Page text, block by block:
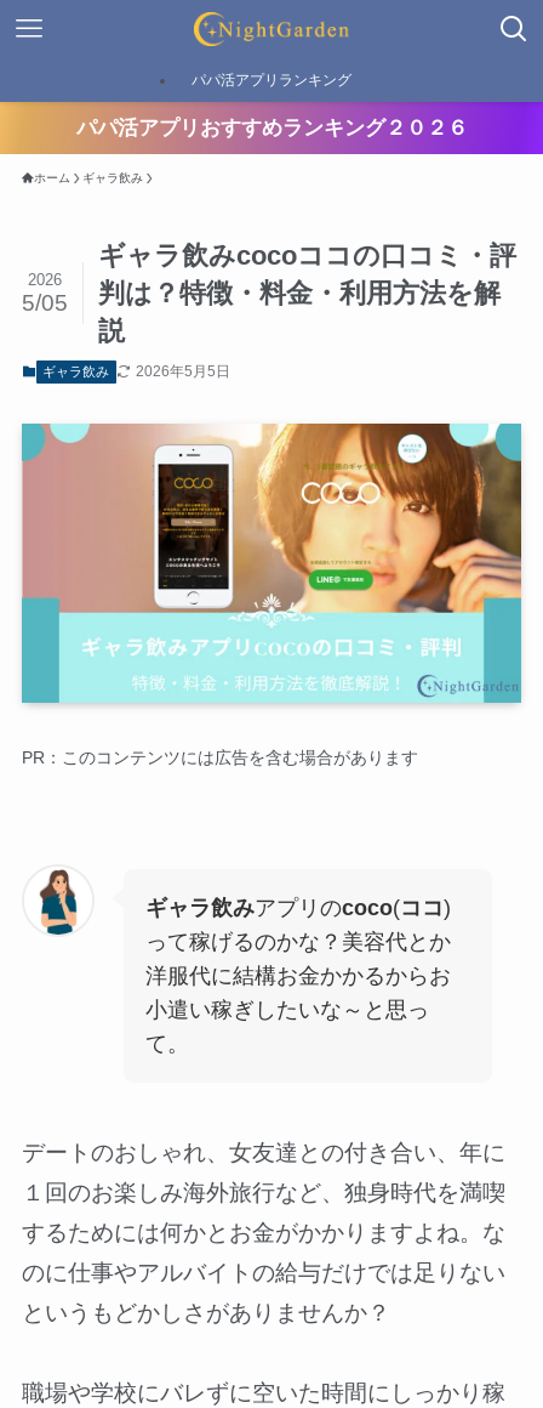
パパ活アプリランキング
パパ活アプリおすすめランキング２０２６
ホーム ギャラ飲み
ギャラ飲みcocoココの口コミ・評
判は？特徴・料金・利用方法を解
説
2026
5/05
ギャラ飲み 2026年5月5日
PR：このコンテンツには広告を含む場合があります
ギャラ飲みアプリのcoco(ココ)
って稼げるのかな？美容代とか
洋服代に結構お金かかるからお
小遣い稼ぎしたいな～と思っ
て。
デートのおしゃれ、女友達との付き合い、年に
１回のお楽しみ海外旅行など、独身時代を満喫
するためには何かとお金がかかりますよね。な
のに仕事やアルバイトの給与だけでは足りない
というもどかしさがありませんか？
職場や学校にバレずに空いた時間にしっかり稼